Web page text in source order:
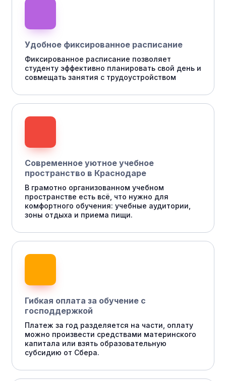
Удобное фиксированное расписание
Фиксированное расписание позволяет
студенту эффективно планировать свой день и
совмещать занятия с трудоустройством
Современное уютное учебное
пространство в Краснодаре
В грамотно организованном учебном
пространстве есть всё, что нужно для
комфортного обучения: учебные аудитории,
зоны отдыха и приема пищи.
Гибкая оплата за обучение с
господдержкой
Платеж за год разделяется на части, оплату
можно произвести средствами материнского
капитала или взять образовательную
субсидию от Сбера.